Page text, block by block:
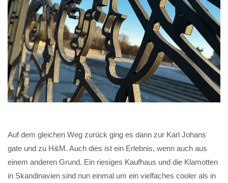
Auf dem gleichen Weg zurück ging es dann zur Karl Johans
gate und zu H&M. Auch dies ist ein Erlebnis, wenn auch aus
einem anderen Grund. Ein riesiges Kaufhaus und die Klamotten
in Skandinavien sind nun einmal um ein vielfaches cooler als in